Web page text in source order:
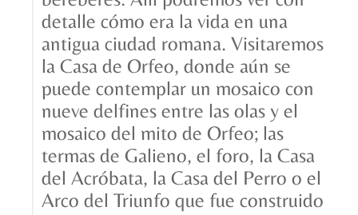
detalle cómo era la vida en una
antigua ciudad romana. Visitaremos
la Casa de Orfeo, donde aún se
puede contemplar un mosaico con
nueve delfines entre las olas y el
mosaico del mito de Orfeo; las
termas de Galieno, el foro, la Casa
del Acróbata, la Casa del Perro o el
Arco del Triunfo que fue construido